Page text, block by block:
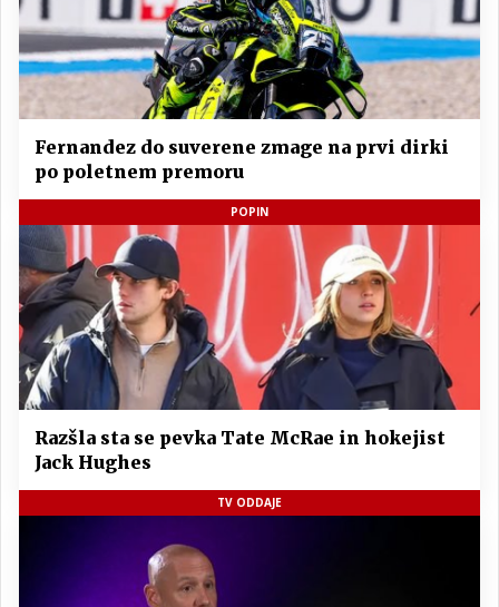
Fernandez do suverene zmage na prvi dirki
po poletnem premoru
POPIN
Razšla sta se pevka Tate McRae in hokejist
Jack Hughes
TV ODDAJE